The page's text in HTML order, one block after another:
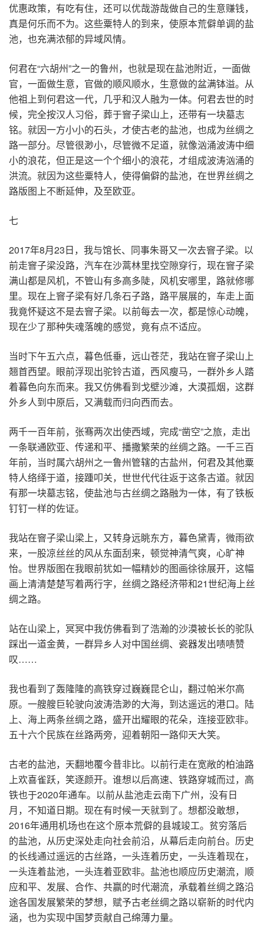
优惠政策，有吃有住，还可以优哉游哉做自己的生意赚钱，
真是何乐而不为。这些粟特人的到来，使原本荒僻单调的盐
池，也充满浓郁的异域风情。
何君在“六胡州”之一的鲁州，也就是现在盐池附近，一面做
官，一面做生意，官做的顺风顺水，生意做的盆满钵溢。从
他祖上到何君这一代，几乎和汉人融为一体。何君去世的时
候，完全按汉人习俗，葬于窨子梁山上，还带有一块墓志
铭。就因一方小小的石头，才使古老的盐池，也成为丝绸之
路一部分。尽管很渺小，尽管微不足道，就像汹涌波涛中细
小的浪花，但正是这一个个细小的浪花，才组成波涛汹涌的
洪流。就因为这些粟特人，使得偏僻的盐池，在世界丝绸之
路版图上不断延伸，及至欧亚。
七
2017年8月23日，我与馆长、同事朱哥又一次去窨子梁。以
前走窨子梁没路，汽车在沙蒿林里找空隙穿行，现在窨子梁
满山都是风机，不管山有多高多陡，风机安哪里，路就修哪
里。现在上窨子梁有好几条石子路，路平展展的，车走上面
我竟怀疑这不是去窨子梁。以前每去一次，都是惊心动魄，
现在少了那种失魂落魄的感觉，竟有点不适应。
当时下午五六点，暮色低垂，远山苍茫，我站在窨子梁山上
翘首西望。眼前浮现出驼铃古道，西风瘦马，一群外乡人踏
着暮色向东而来。我又仿佛看到戈壁沙滩，大漠孤烟，这群
外乡人到中原后，又满载而归向西而去。
两千一百年前，张骞两次出使西域，完成“凿空”之旅，走出
一条联通欧亚、传递和平、播撒繁荣的丝绸之路。一千三百
年前，当时属六胡州之一鲁州管辖的古盐州，何君及其他粟
特人络绎于道，接踵叩关，世世代代往返于这条古道。就因
有那一块墓志铭，使盐池与古丝绸之路融为一体，有了铁板
钉钉一样的佐证。
我站在窨子梁山梁上，又转身远眺东方，暮色黛青，微雨欲
来，一股凉丝丝的风从东面刮来，顿觉神清气爽，心旷神
怡。世界版图在我眼前犹如一幅精妙的图画徐徐展开，这幅
画上清清楚楚写着两行字，丝绸之路经济带和21世纪海上丝
绸之路。
站在山梁上，冥冥中我仿佛看到了浩瀚的沙漠被长长的驼队
踩出一道金黄，一群异乡人对中国丝绸、瓷器发出啧啧赞
叹……
我也看到了轰隆隆的高铁穿过巍巍昆仑山，翻过帕米尔高
原。一艘艘巨轮驶向波涛浩渺的大海，到达遥远的港口。陆
上、海上两条丝绸之路，盛开出耀眼的花朵，连接亚欧非。
五十六个民族在丝路两旁，迎着朝阳一路仰天大笑。
古老的盐池，天翻地覆今昔非比。以前行走在宽敞的柏油路
上欢喜雀跃，笑逐颜开。谁想以后高速、铁路穿城而过，高
铁也于2020年通车。以前从盐池走云南下广州，没有日
月，不知道日期。现在有时候一天就到了。想都没敢想，
2016年通用机场也在这个原本荒僻的县城竣工。贫穷落后
的盐池，从历史深处走向社会前沿，从幕后走向前台。历史
的长线通过遥远的古丝路，一头连着历史，一头连着现在，
一头连着盐池，一头连着亚欧非。盐池也顺应历史潮流，顺
应和平、发展、合作、共赢的时代潮流，承载着丝绸之路沿
途各国发展繁荣的梦想，赋予古老丝绸之路以崭新的时代内
涵，也为实现中国梦贡献自己绵薄力量。